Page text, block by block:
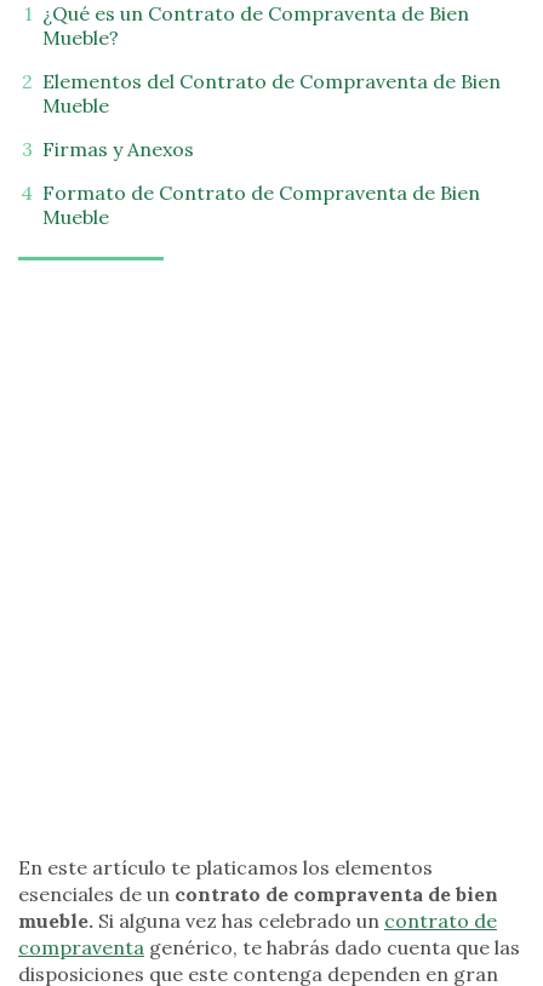
¿Qué es un Contrato de Compraventa de Bien
Mueble?
Elementos del Contrato de Compraventa de Bien
Mueble
Firmas y Anexos
Formato de Contrato de Compraventa de Bien
Mueble
En este artículo te platicamos los elementos
esenciales de un contrato de compraventa de bien
mueble. Si alguna vez has celebrado un contrato de
compraventa genérico, te habrás dado cuenta que las
disposiciones que este contenga dependen en gran